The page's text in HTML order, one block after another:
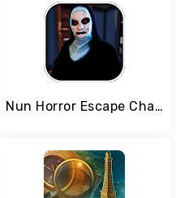
Nun Horror Escape Challenge 3D